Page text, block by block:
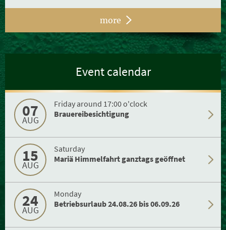
more
Event calendar
07
AUG
Friday around 17:00 o'clock
Brauereibesichtigung
15
AUG
Saturday
Mariä Himmelfahrt ganztags geöffnet
24
AUG
Monday
Betriebsurlaub 24.08.26 bis 06.09.26